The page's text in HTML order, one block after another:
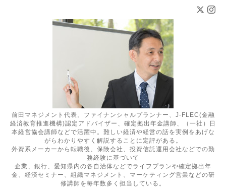
前田マネジメント代表。ファイナンシャルプランナー、J-FLEC(金融
経済教育推進機構)認定アドバイザー、確定拠出年金講師、（一社）日
本経営協会講師などで活躍中。難しい経済や経営の話を実例をあげな
がらわかりやすく解説することに定評がある。
外資系メーカーから転職後、保険会社、投資信託運用会社などでの勤
務経験に基づいて
企業、銀行、愛知県内の各自治体などでライフプランや確定拠出年
金、経済セミナー、組織マネジメント、マーケティング営業などの研
修講師を毎年数多く担当している。